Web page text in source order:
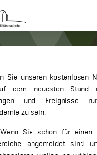
3)
NEWSLETTER
Sie unseren kostenlosen
dem neuesten Stand
und Ereignisse
zu sein.
Wenn Sie schon für einen
angemeldet sind